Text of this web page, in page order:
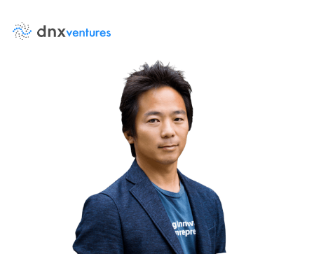
ニュース
Contact Us
お問い合わせ